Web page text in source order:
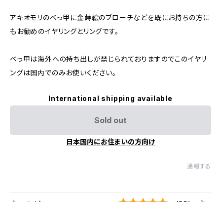
アキオモリのべっ甲に金蒔絵のブローチなどを既にお持ちの方に
もお勧めのイヤリングとリングです。
べっ甲は海外への持ち出しが禁じられておりますのでこのイヤリ
ングは国内でのみお使いください。
International shipping available
Sold out
日本国内にお住まいの方向け
通報する